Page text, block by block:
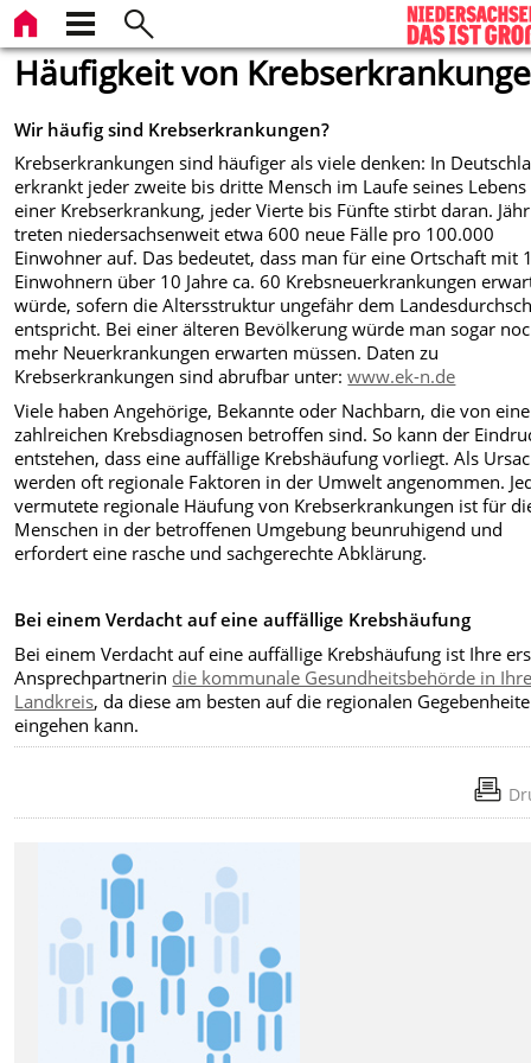
Häufigkeit von
Wir häufig sind Krebserkrankungen?
Krebserkrankungen sind häufiger als viele denken: In
erkrankt jeder zweite bis dritte Mensch im Laufe seines Lebens
einer Krebserkrankung, jeder Vierte bis Fünfte stirbt daran.
treten niedersachsenweit etwa 600 neue Fälle pro 100.000
Einwohner auf. Das bedeutet, dass man für eine Ortschaft mit
Einwohnern über 10 Jahre ca. 60 Krebsneuerkrankungen
würde, sofern die Altersstruktur ungefähr dem
entspricht. Bei einer älteren Bevölkerung würde man sogar
mehr Neuerkrankungen erwarten müssen. Daten zu
Krebserkrankungen sind abrufbar unter:www.ek-n.de
Viele haben Angehörige, Bekannte oder Nachbarn, die von
zahlreichen Krebsdiagnosen betroffen sind. So kann der
entstehen, dass eine auffällige Krebshäufung vorliegt. Als
werden oft regionale Faktoren in der Umwelt angenommen.
vermutete regionale Häufung von Krebserkrankungen ist für
Menschen in der betroffenen Umgebung beunruhigend und
erfordert eine rasche und sachgerechte Abklärung.
Bei einem Verdacht auf eine auffällige Krebshäufung
Bei einem Verdacht auf eine auffällige Krebshäufung ist Ihre
Ansprechpartnerin die kommunale Gesundheitsbehörde in
Landkreis, da diese am besten auf die regionalen
eingehen kann.